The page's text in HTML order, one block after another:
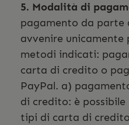
5. Modalità di
pagamento da parte
avvenire unicamente
metodi indicati:
carta di credito o
PayPal. a)
di credito: è
tipi di carta di